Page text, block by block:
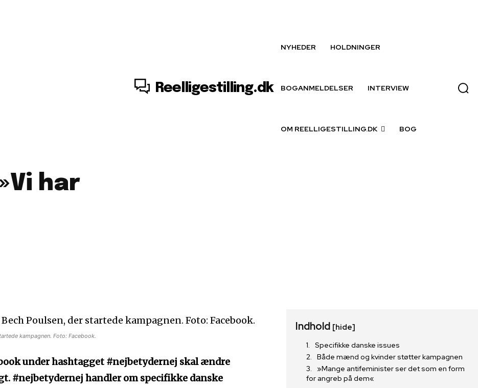
Reelligestilling.dk
NYHEDER HOLDNINGER
BOGANMELDELSER INTERVIEW
OM REELLIGESTILLING.DK BOG
har
kampagnen. Foto: Facebook.
under hashtagget #nejbetydernej skal ændre
#nejbetydernej handler om specifikke danske
Indhold [hide]
Specifikke danske issues
Både mænd og kvinder støtter kampagnen
»Mange antifeminister ser det som en form
for angreb på dem«